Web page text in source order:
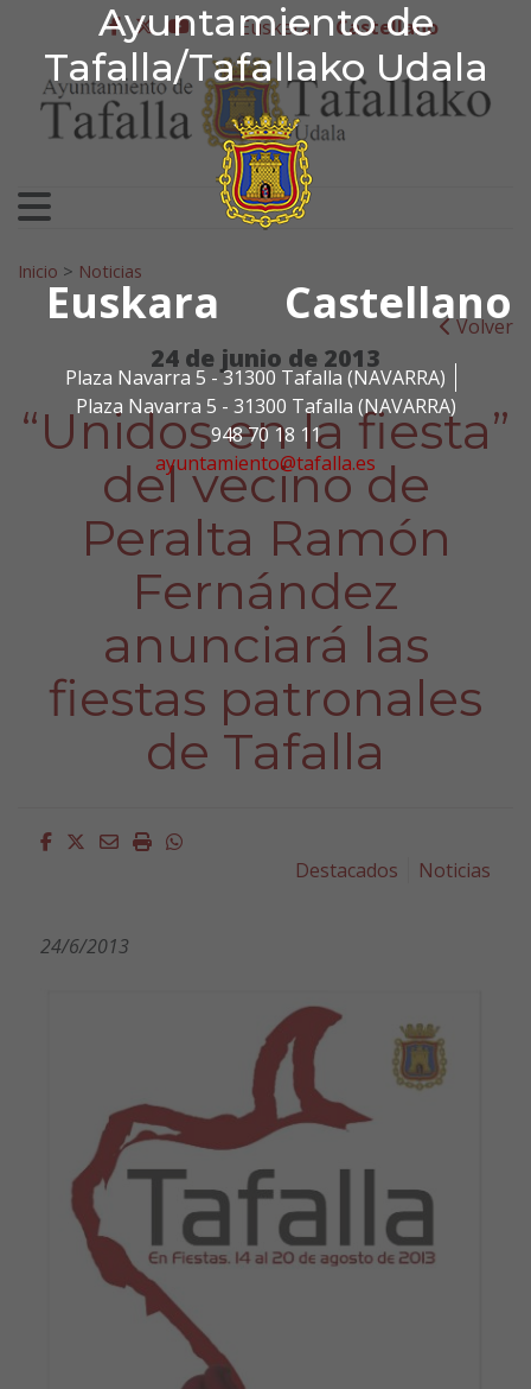
Ayuntamiento de
Tafalla/Tafallako Udala
Euskara Castellano
Plaza Navarra 5 - 31300 Tafalla (NAVARRA)
Plaza Navarra 5 - 31300 Tafalla (NAVARRA)
948 70 18 11
ayuntamiento@tafalla.es
Ir al contenido
Ayuntamiento de
facebook
twitter
youtube
Euskera Castellano
Search for:
Inicio > Noticias
Volver
24 de junio de 2013
“Unidos en la fiesta”
del vecino de
Peralta Ramón
Fernández
anunciará las
fiestas patronales
de Tafalla
Facebook
Twitter
EmailImprimirWhatsapp
Destacados
Noticias
24/6/2013